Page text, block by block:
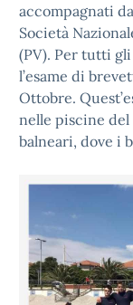
accompagnati
Società
(PV). Per tutti
l’esame di
Ottobre.
nelle piscine
balneari, dove i